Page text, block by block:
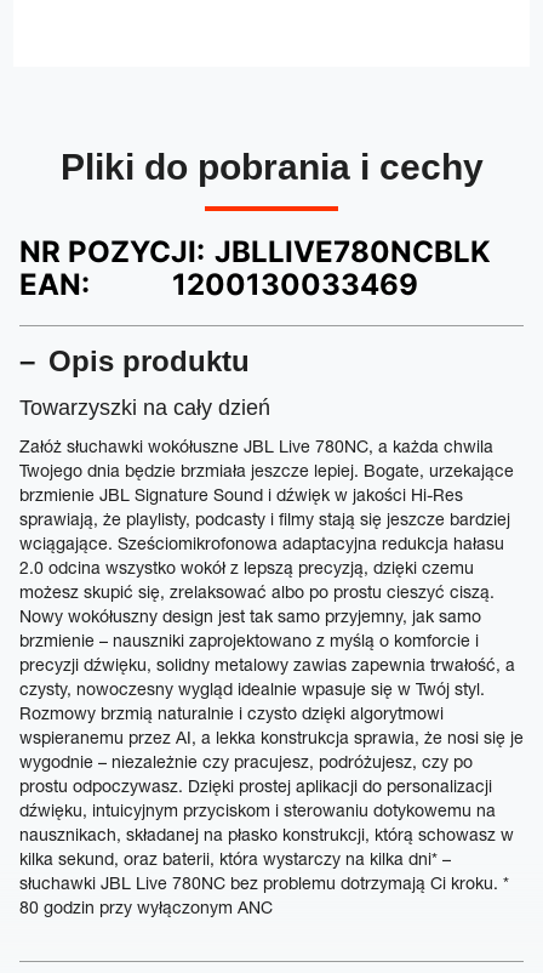
Pliki do pobrania i cechy
NR POZYCJI: JBLLIVE780NCBLK
EAN:
1200130033469
Opis produktu
Towarzyszki na cały dzień
Załóż słuchawki wokółuszne JBL Live 780NC, a każda chwila
Twojego dnia będzie brzmiała jeszcze lepiej. Bogate, urzekające
brzmienie JBL Signature Sound i dźwięk w jakości Hi-Res
sprawiają, że playlisty, podcasty i filmy stają się jeszcze bardziej
wciągające. Sześciomikrofonowa adaptacyjna redukcja hałasu
2.0 odcina wszystko wokół z lepszą precyzją, dzięki czemu
możesz skupić się, zrelaksować albo po prostu cieszyć ciszą.
Nowy wokółuszny design jest tak samo przyjemny, jak samo
brzmienie – nauszniki zaprojektowano z myślą o komforcie i
precyzji dźwięku, solidny metalowy zawias zapewnia trwałość, a
czysty, nowoczesny wygląd idealnie wpasuje się w Twój styl.
Rozmowy brzmią naturalnie i czysto dzięki algorytmowi
wspieranemu przez AI, a lekka konstrukcja sprawia, że nosi się je
wygodnie – niezależnie czy pracujesz, podróżujesz, czy po
prostu odpoczywasz. Dzięki prostej aplikacji do personalizacji
dźwięku, intuicyjnym przyciskom i sterowaniu dotykowemu na
nausznikach, składanej na płasko konstrukcji, którą schowasz w
kilka sekund, oraz baterii, która wystarczy na kilka dni* –
słuchawki JBL Live 780NC bez problemu dotrzymają Ci kroku. *
80 godzin przy wyłączonym ANC